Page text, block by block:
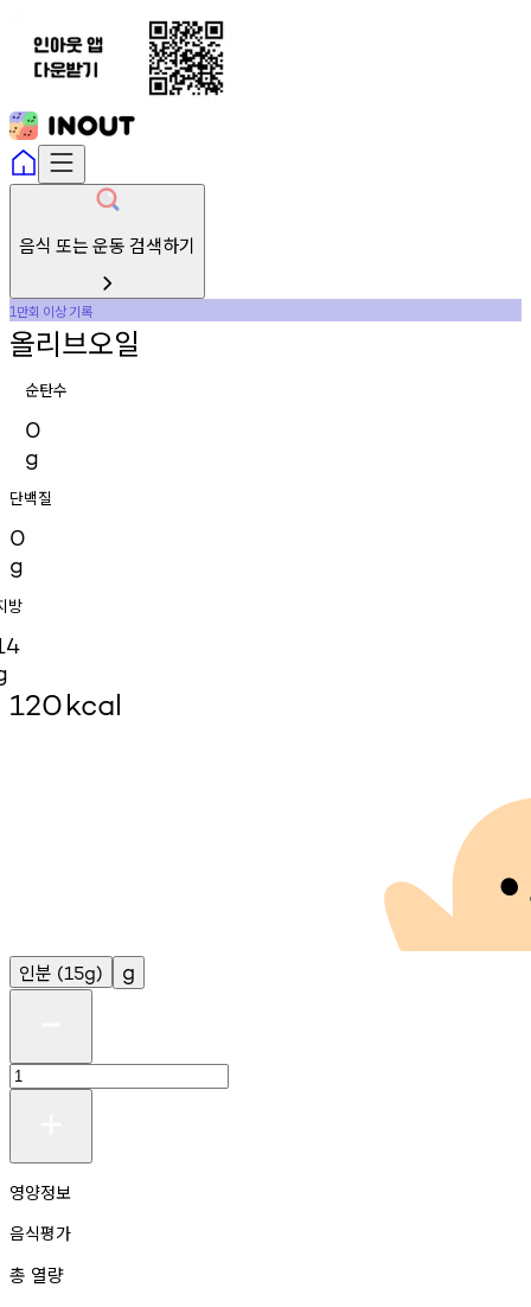
음식 또는 운동 검색하기
1만회 이상기록
올리브오일
순탄수
0
g
단백질
0
g
방
120kcal
인분 (15g) g
영양정보
음식평가
총 열량